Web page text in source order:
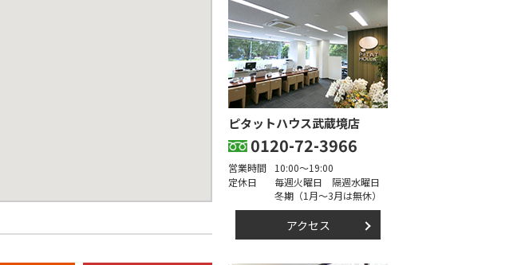
ピタットハウス武蔵境店
0120-72-3966
営業時間
10:00～19:00
定休日
毎週火曜日 隔週水曜日
冬期（1月～3月は無休）
アクセス